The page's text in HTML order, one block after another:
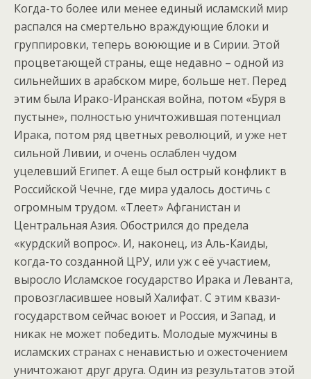
Когда-то более или менее единый исламский мир
распался на смертельно враждующие блоки и
группировки, теперь воюющие и в Сирии. Этой
процветающей страны, еще недавно – одной из
сильнейших в арабском мире, больше нет. Перед
этим была Ирако-Иранская война, потом «Буря в
пустыне», полностью уничтожившая потенциал
Ирака, потом ряд цветных революций, и уже нет
сильной Ливии, и очень ослаблен чудом
уцелевший Египет. А еще был острый конфликт в
Российской Чечне, где мира удалось достичь с
огромным трудом. «Тлеет» Афганистан и
Центральная Азия. Обострился до предела
«курдский вопрос». И, наконец, из Аль-Каиды,
когда-то созданной ЦРУ, или уж с её участием,
выросло Исламское государство Ирака и Леванта,
провозгласившее новый Халифат. С этим квази-
государством сейчас воюет и Россия, и Запад, и
никак не может победить. Молодые мужчины в
исламских странах с ненавистью и ожесточением
уничтожают друг друга. Один из результатов этой